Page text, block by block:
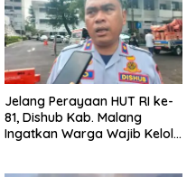
Jelang Perayaan HUT RI ke-
81, Dishub Kab. Malang
Ingatkan Warga Wajib Kelola